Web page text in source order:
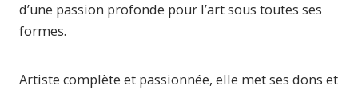
d’une passion profonde pour l’art sous toutes ses
formes.
Artiste complète et passionnée, elle met ses dons et